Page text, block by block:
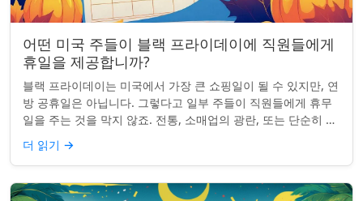
어떤 미국 주들이 블랙 프라이데이에 직원들에게
휴일을 제공합니까?
블랙 프라이데이는 미국에서 가장 큰 쇼핑일이 될 수 있지만, 연
방 공휴일은 아닙니다. 그렇다고 일부 주들이 직원들에게 휴무
일을 주는 것을 막지 않죠. 전통, 소매업의 광란, 또는 단순히 추
수감사절을 연장하는 것과 관...
더 읽기 →